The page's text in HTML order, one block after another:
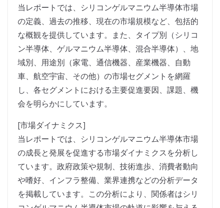
当レポートでは、シリコンゲルマニウム半導体市場
の定義、過去の推移、現在の市場規模など、包括的
な概観を提供しています。また、タイプ別（シリコ
ン半導体、ゲルマニウム半導体、混合半導体）、地
域別、用途別（家電、通信機器、産業機器、自動
車、航空宇宙、その他）の市場セグメントを網羅
し、各セグメントにおける主要促進要因、課題、機
会を明らかにしています。
[市場ダイナミクス]
当レポートでは、シリコンゲルマニウム半導体市場
の成長と発展を促進する市場ダイナミクスを分析し
ています。政府政策や規制、技術進歩、消費者動向
や嗜好、インフラ整備、業界連携などの分析データ
を掲載しています。この分析により、関係者はシリ